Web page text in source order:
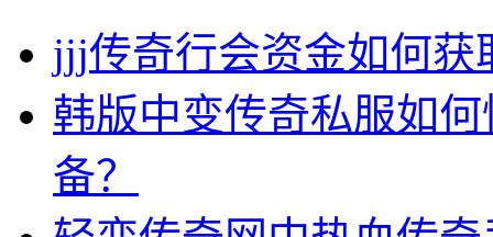
jjj传奇行会资金如何获
韩版中变传奇私服如
备？